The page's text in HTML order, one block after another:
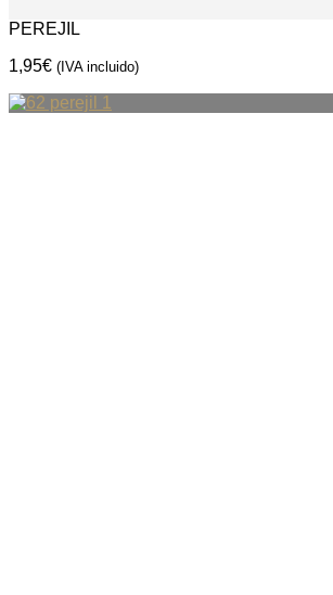
PEREJIL
1,95€ (IVA incluido)